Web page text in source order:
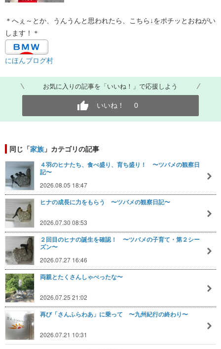
＊へぇ～とか、うんうんと思われたら、こちら↓をポチッとおねがい
します！＊
にほんブログ村
お気に入りの記事を「いいね！」で応援しよう
いいね！ 0
同じ「家族 」カテゴリの記事
４羽のヒナたち、食べ盛り、育ち盛り！ 〜ツバメの観察日
記〜
2026.08.05 18:47
ヒナの成長に力をもらう 〜ツバメの観察日記〜
2026.07.30 08:53
２回目のヒナの誕生を確認！ 〜ツバメの子育て・第２シー
ズン〜
2026.07.27 16:46
両親とたくさんしゃべったな〜
2026.07.25 21:02
再び「さんふらわあ」に乗って 〜九州紀行の終わり〜
2026.07.21 10:31